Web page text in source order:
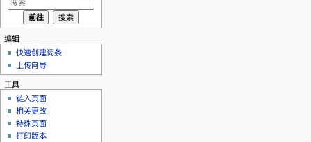
编辑
快速创建词条
上传向导
工具
链入页面
相关更改
特殊页面
打印版本